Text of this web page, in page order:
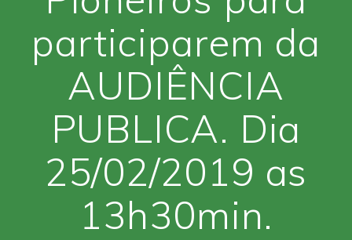
participarem da
AUDIÊNCIA
PUBLICA. Dia
25/02/2019 as
13h30min.